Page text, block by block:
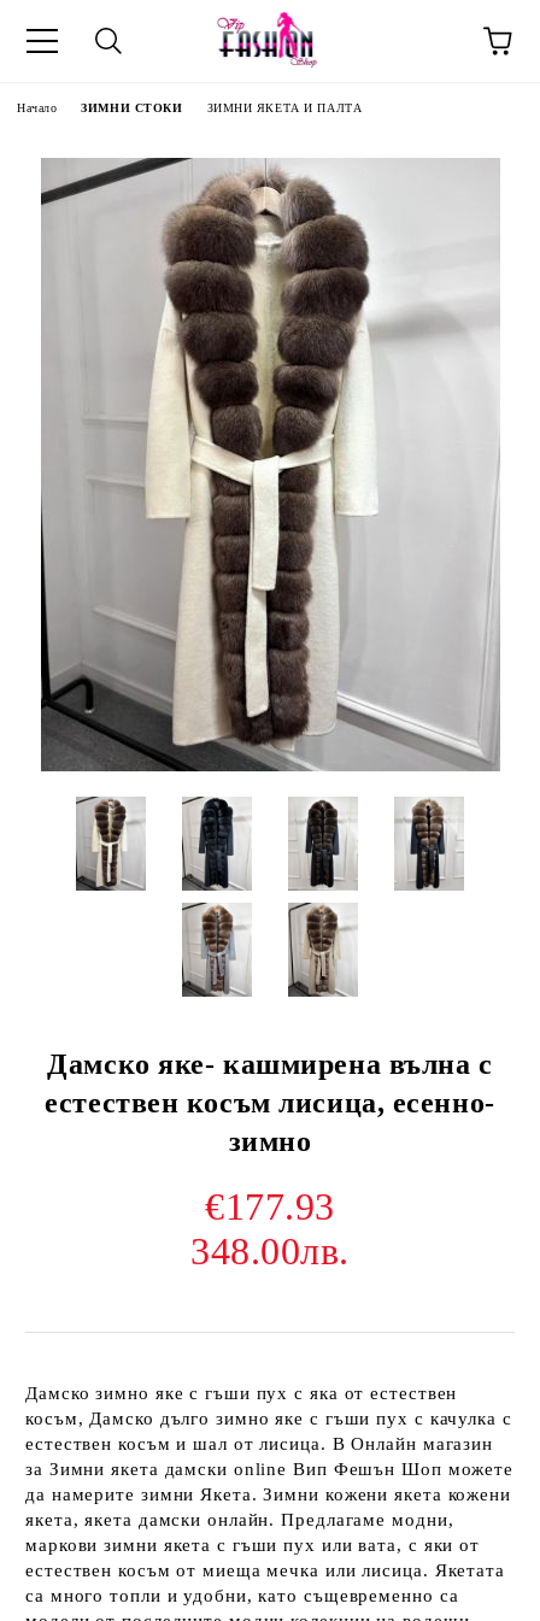
Начало ЗИМНИ СТОКИ ЗИМНИ ЯКЕТА И ПАЛТА
Дамско яке- кашмирена вълна с
естествен косъм лисица, есенно-
зимно
€177.93
348.00лв.
Дамско зимно яке с гъши пух с яка от естествен
косъм, Дамско дълго зимно яке с гъши пух с качулка с
естествен косъм и шал от лисица. В Онлайн магазин
за Зимни якета дамски online Вип Фешън Шоп можете
да намерите зимни Якета. Зимни кожени якета кожени
якета, якета дамски онлайн. Предлагаме модни,
маркови зимни якета с гъши пух или вата, с яки от
естествен косъм от миеща мечка или лисица. Якетата
са много топли и удобни, като същевременно са